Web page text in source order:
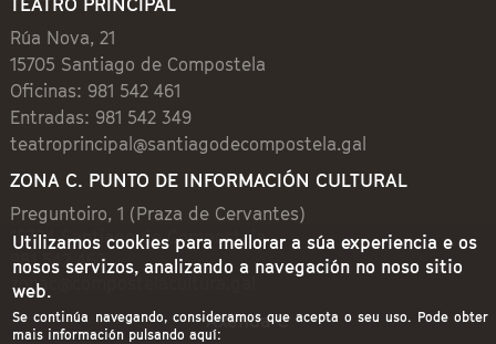
Rúa Nova, 21
15705 Santiago de Compostela
Oficinas: 981 542 461
Entradas: 981 542 349
teatroprincipal@santiagodecompostela.gal
ZONA C. PUNTO DE INFORMACIÓN CULTURAL
Preguntoiro, 1 (Praza de Cervantes)
15704 Santiago de Compostela
981 542 462
zonac@compostelacultura.gal
Axenda C
Utilizamos cookies para mellorar a súa experiencia e os
nosos servizos, analizando a navegación no noso sitio
web.
Se continúa navegando, consideramos que acepta o seu uso. Pode obter
mais información pulsando aquí: